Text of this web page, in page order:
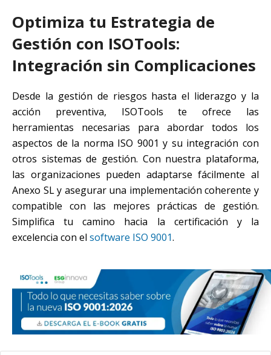
Optimiza tu Estrategia de
Gestión con ISOTools:
Integración sin Complicaciones
Desde la gestión de riesgos hasta el liderazgo y la
acción preventiva, ISOTools te ofrece las
herramientas necesarias para abordar todos los
aspectos de la norma ISO 9001 y su integración con
otros sistemas de gestión. Con nuestra plataforma,
las organizaciones pueden adaptarse fácilmente al
Anexo SL y asegurar una implementación coherente y
compatible con las mejores prácticas de gestión.
Simplifica tu camino hacia la certificación y la
excelencia con el software ISO 9001.